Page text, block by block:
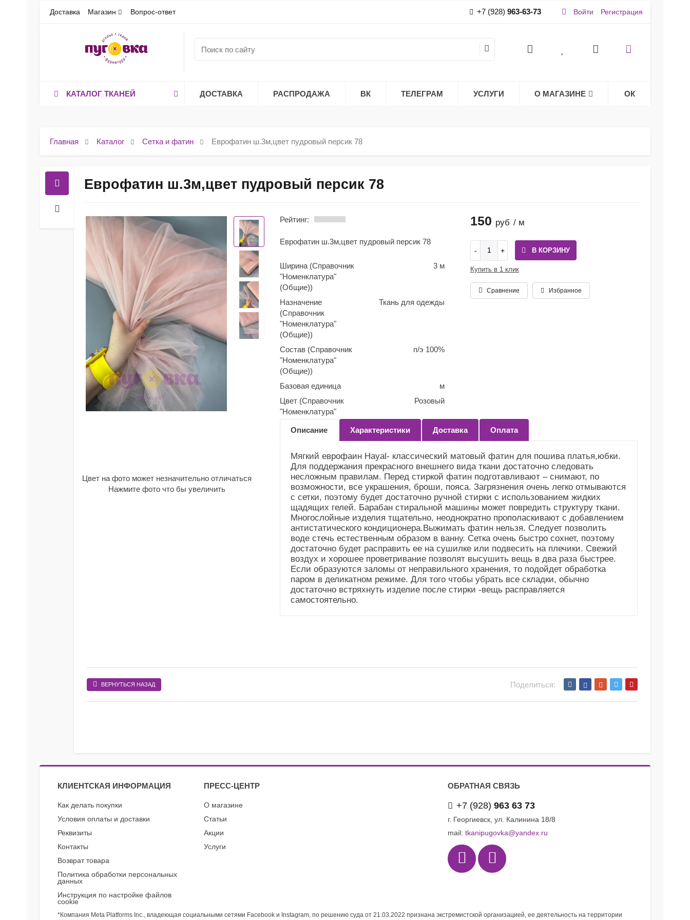
Доставка Магазин Вопрос-ответ +7 (928) 963-63-73 Войти Регистрация
КАТАЛОГ ТКАНЕЙ ДОСТАВКА РАСПРОДАЖА ВК ТЕЛЕГРАМ УСЛУГИ О МАГАЗИНЕ ОК
Главная Каталог Сетка и фатин Еврофатин ш.3м,цвет пудровый персик 78
Еврофатин ш.3м,цвет пудровый персик 78
Цвет на фото может незначительно отличаться
Нажмите фото что бы увеличить
Рейтинг:
Еврофатин ш.3м,цвет пудровый персик 78
Ширина (Справочник
"Номенклатура"
(Общие))
3 м
Назначение
(Справочник
"Номенклатура"
(Общие))
Ткань для одежды
Состав (Справочник
"Номенклатура"
(Общие))
п/э 100%
Базовая единица
м
Цвет (Справочник
"Номенклатура"
Розовый
"Номенклатура"
(Общие))
0,1
Усадка и уход
(Справочник
"Номенклатура"
(Общие))
Не садится.Стирка до
40"
150 руб / м
В КОРЗИНУ
Купить в 1 клик
Сравнение Избранное
Описание Характеристики Доставка Оплата
Мягкий еврофаин Hayal- классический матовый фатин для пошива платья,юбки.
Для поддержания прекрасного внешнего вида ткани достаточно следовать
несложным правилам. Перед стиркой фатин подготавливают – снимают, по
возможности, все украшения, броши, пояса. Загрязнения очень легко отмываются
с сетки, поэтому будет достаточно ручной стирки с использованием жидких
щадящих гелей. Барабан стиральной машины может повредить структуру ткани.
Многослойные изделия тщательно, неоднократно прополаскивают с добавлением
антистатического кондиционера.Выжимать фатин нельзя. Следует позволить
воде стечь естественным образом в ванну. Сетка очень быстро сохнет, поэтому
достаточно будет расправить ее на сушилке или подвесить на плечики. Свежий
воздух и хорошее проветривание позволят высушить вещь в два раза быстрее.
Если образуются заломы от неправильного хранения, то подойдет обработка
паром в деликатном режиме. Для того чтобы убрать все складки, обычно
достаточно встряхнуть изделие после стирки -вещь расправляется
самостоятельно.
ВЕРНУТЬСЯ НАЗАД Поделиться:
КЛИЕНТСКАЯ ИНФОРМАЦИЯ ПРЕСС-ЦЕНТР ОБРАТНАЯ СВЯЗЬ
Как делать покупки
Условия оплаты и доставки
Реквизиты
Контакты
Возврат товара
Политика обработки персональных
данных
Инструкция по настройке файлов
cookie
О магазине
Статьи
Акции
Услуги
+7 (928) 963 63 73
г. Георгиевск, ул. Калинина 18/8
mail: tkanipugovka@yandex.ru
*Компания Meta Platforms Inc., владеющая социальными сетями Facebook и Instagram, по решению суда от 21.03.2022 признана экстремистской организацией, ее деятельность на территории